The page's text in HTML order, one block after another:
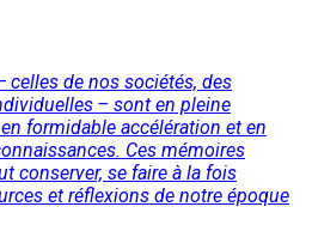
celles de nos sociétés, des
– sont en pleine
formidable accélération et en
Ces mémoires
conserver, se faire à la fois
et réflexions de notre époque